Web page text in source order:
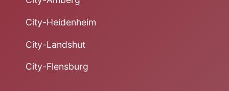
City-Heidenheim
City-Landshut
City-Flensburg